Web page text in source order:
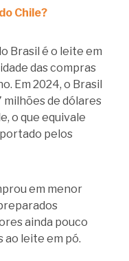
Chile?
Brasil é o leite em
das compras
Em 2024, o Brasil
de dólares
o que equivale
pelos
em menor
ainda pouco
ao leite em pó.